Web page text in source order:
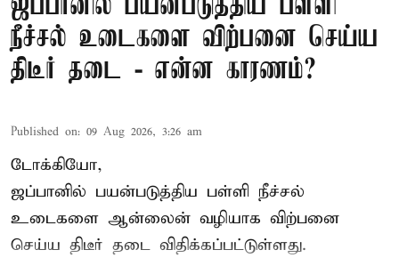
ஜப்பானில் பயன்படுத்திய பள்ளி
நீச்சல் உடைகளை விற்பனை செய்ய
திடீர் தடை - என்ன காரணம்?
Published on: 09 Aug 2026, 3:26 am
டோக்கியோ,
ஜப்பானில் பயன்படுத்திய பள்ளி நீச்சல்
உடைகளை ஆன்லைன் வழியாக விற்பனை
செய்ய திடீர் தடை விதிக்கப்பட்டுள்ளது.